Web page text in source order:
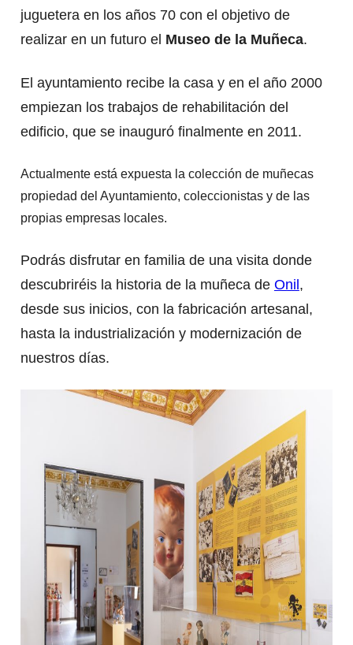
juguetera en los años 70 con el objetivo de
realizar en un futuro el Museo de la Muñeca.
El ayuntamiento recibe la casa y en el año 2000
empiezan los trabajos de rehabilitación del
edificio, que se inauguró finalmente en 2011.
Actualmente está expuesta la colección de muñecas
propiedad del Ayuntamiento, coleccionistas y de las
propias empresas locales.
Podrás disfrutar en familia de una visita donde
descubriréis la historia de la muñeca de Onil,
desde sus inicios, con la fabricación artesanal,
hasta la industrialización y modernización de
nuestros días.